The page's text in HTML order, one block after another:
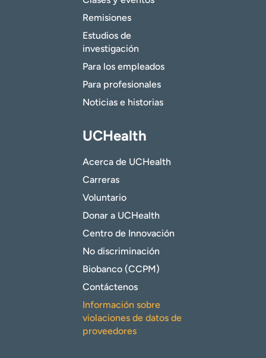
Remisiones
Estudios de
investigación
Para los empleados
Para profesionales
Noticias e historias
UCHealth
Acerca de UCHealth
Carreras
Voluntario
Donar a UCHealth
Centro de Innovación
No discriminación
Biobanco (CCPM)
Contáctenos
Información sobre
violaciones de datos de
proveedores